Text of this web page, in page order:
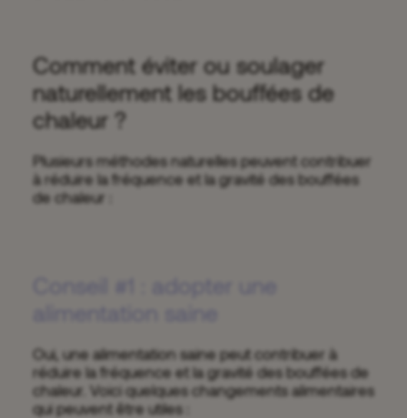
Comment éviter ou soulager
naturellement les bouffées de
chaleur ?
Plusieurs méthodes naturelles peuvent contribuer
à réduire la fréquence et la gravité des bouffées
de chaleur :
Conseil #1 : adopter une
Oui, une alimentation saine peut contribuer à
réduire la fréquence et la gravité des bouffées de
chaleur. Voici quelques changements alimentaires
qui peuvent être utiles :